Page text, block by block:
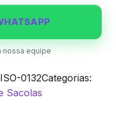
nossa equipe
0132Categorias:
Sacolas